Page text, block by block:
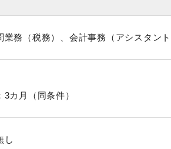
業務（税務）、会計事務（アシスタント
カ月（同条件）
し